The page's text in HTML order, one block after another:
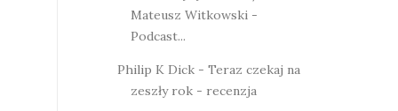
Mateusz Witkowski -
Podcast...
Philip K Dick - Teraz czekaj na
zeszły rok - recenzja